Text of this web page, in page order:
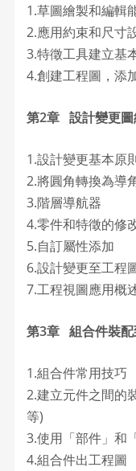
1.草圖繪製和編輯
2.應用約束和尺寸
3.特徵工具建立基
4.創建工程圖，添
第2章 設計變更圖
1.設計變更基本原
2.將圓角轉換為導
3.階層導航器
4.零件和特徵的修
5.自訂屬性添加
6.設計變更至工程
7.工程視圖應用概
第3章 組合件裝配
1.組合件常用技巧
2.建立元件之間的
等)
3.使用「部件」和
4.組合件出工程圖